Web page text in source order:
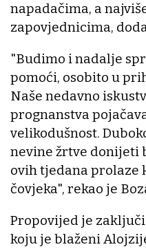
napadačima, a
zapovjednicima,
"Budimo i nadalje
pomoći, osobito u
Naše nedavno
prognanstva
velikodušnost.
nevine žrtve donijeti
ovih tjedana prolaze
čovjeka", rekao je
Propovijed je
koju je blaženi